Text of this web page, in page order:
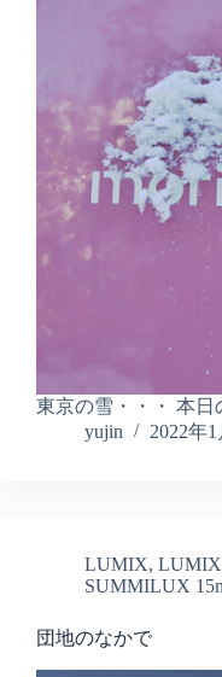
東京の雪・・・ 本日
yujin
2022年1
LUMIX,
SUMMILUX
団地のなかで